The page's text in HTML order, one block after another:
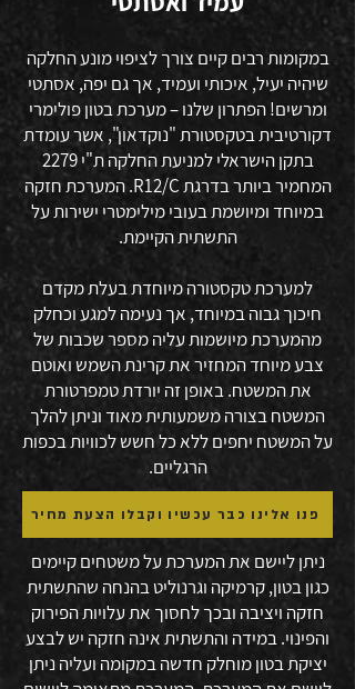
במקומות רבים קיים צורך לציפוי מונע החלקה
שיהיה יעיל, איכותי ועמיד, אך גם יפה, אסתטי
ומרשים! הפתרון שלנו – מערכת בטון פולימרי
דקורטיבית בטקסטורת "נוקדאון", אשר עומדת
בתקן הישראלי למניעת החלקה ת"י 2279
המחמיר ביותר בדרגת R12/C. המערכת חזקה
במיוחד ומיושמת בעובי מילימטרי ישירות על
התשתית הקיימת.
למערכת טקסטורה מיוחדת בעלת מקדם
חיכוך גבוה במיוחד, אך נעימה למגע וכחלק
מהמערכת מיושמות עליה מספר שכבות של
צבע מיוחד המחזיר את קרינת השמש ואוטם
את המשטח. באופן זה יורדת טמפרטורת
המשטח בצורה משמעותית מאוד וניתן להלך
על המשטח יחפים ללא כל חשש לכוויות בכפות
הרגליים.
פנו אלינו כבר עכשיו וקבלו הצעת מחיר
ניתן ליישם את המערכת על משטחים קיימים
כגון בטון, קרמיקה וגרנוליט בהנחה שהתשתית
חזקה ויציבה ובכך לחסוך את עלויות הפירוק
והפינוי. במידה והתשתית אינה חזקה יש לבצע
יציקת בטון מוחלק חדשה במקומה ועליה ניתן